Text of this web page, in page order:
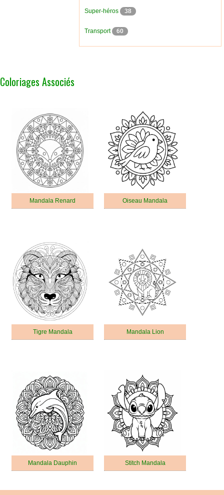
Super-héros 38
Transport 60
Coloriages Associés
Mandala Renard Oiseau Mandala
Tigre Mandala Mandala Lion
Mandala Dauphin Stitch Mandala